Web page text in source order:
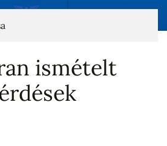
ismételt